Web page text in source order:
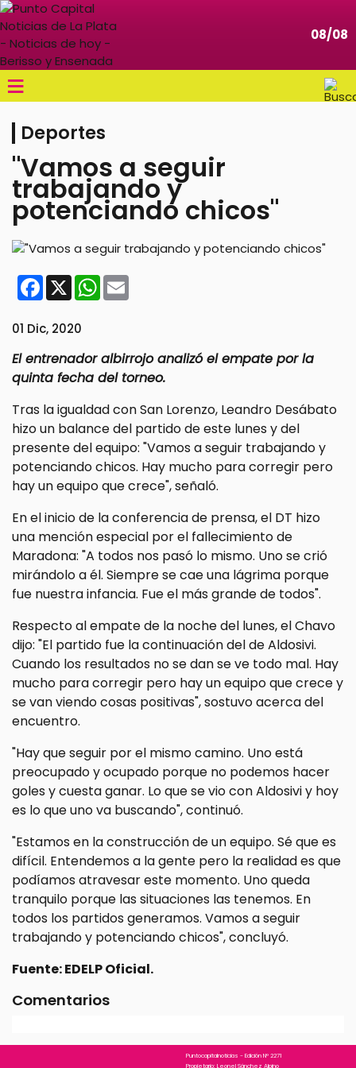
08/08
≡
Deportes
"Vamos a seguir
trabajando y
potenciando chicos"
Facebook
X WhatsApp
Email
01 Dic, 2020
El entrenador albirrojo analizó el empate por la
quinta fecha del torneo.
Tras la igualdad con San Lorenzo, Leandro Desábato
hizo un balance del partido de este lunes y del
presente del equipo: "Vamos a seguir trabajando y
potenciando chicos. Hay mucho para corregir pero
hay un equipo que crece", señaló.
En el inicio de la conferencia de prensa, el DT hizo
una mención especial por el fallecimiento de
Maradona: "A todos nos pasó lo mismo. Uno se crió
mirándolo a él. Siempre se cae una lágrima porque
fue nuestra infancia. Fue el más grande de todos".
Respecto al empate de la noche del lunes, el Chavo
dijo: "El partido fue la continuación del de Aldosivi.
Cuando los resultados no se dan se ve todo mal. Hay
mucho para corregir pero hay un equipo que crece y
se van viendo cosas positivas", sostuvo acerca del
encuentro.
"Hay que seguir por el mismo camino. Uno está
preocupado y ocupado porque no podemos hacer
goles y cuesta ganar. Lo que se vio con Aldosivi y hoy
es lo que uno va buscando", continuó.
"Estamos en la construcción de un equipo. Sé que es
difícil. Entendemos a la gente pero la realidad es que
podíamos atravesar este momento. Uno queda
tranquilo porque las situaciones las tenemos. En
todos los partidos generamos. Vamos a seguir
trabajando y potenciando chicos", concluyó.
Fuente: EDELP Oficial.
Comentarios
Puntocapitalnoticias - Edición N° 2271
Propietario: Leonel Sánchez Alpino